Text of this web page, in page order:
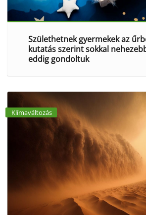
Születhetnek gyermekek az
kutatás szerint sokkal
eddig gondoltuk
Klímaváltozás